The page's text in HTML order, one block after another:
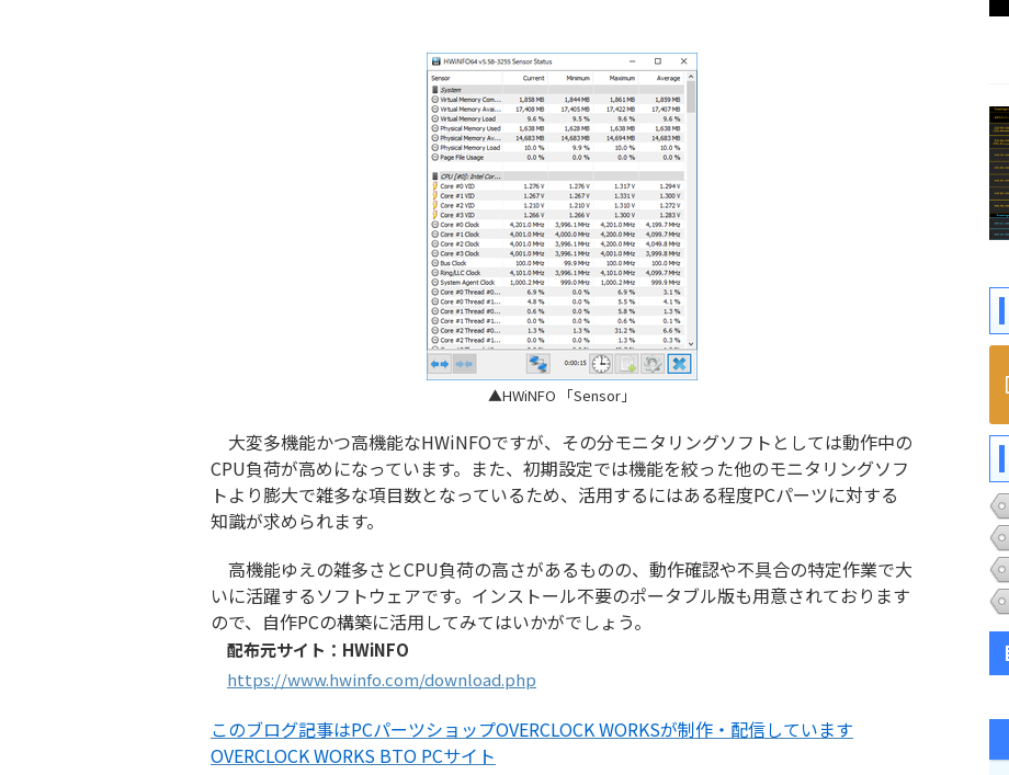
▲HWiNFO 「Sensor」
大変多機能かつ高機能なHWiNFOですが、その分モニタリングソフトとしては動作中の
CPU負荷が高めになっています。また、初期設定では機能を絞った他のモニタリングソフ
トより膨大で雑多な項目数となっているため、活用するにはある程度PCパーツに対する
知識が求められます。
高機能ゆえの雑多さとCPU負荷の高さがあるものの、動作確認や不具合の特定作業で大
いに活躍するソフトウェアです。インストール不要のポータブル版も用意されております
ので、自作PCの構築に活用してみてはいかがでしょう。
配布元サイト：HWiNFO
https://www.hwinfo.com/download.php
このブログ記事はPCパーツショップOVERCLOCK WORKSが制作・配信しています
OVERCLOCK WORKS BTO PCサイト